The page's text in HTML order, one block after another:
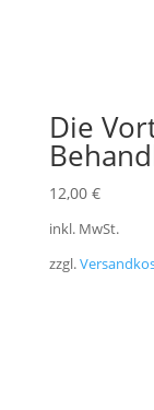
Die
12,00 €
inkl. MwSt.
zzgl.